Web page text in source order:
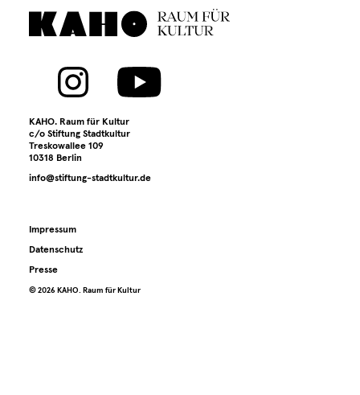
Archiv
Kontakt
Presse
KAHO. Raum für Kultur
c/o Stiftung Stadtkultur
Treskowallee 109
10318 Berlin
info@stiftung-stadtkultur.de
Impressum
Datenschutz
Presse
©️ 2026 KAHO. Raum für Kultur